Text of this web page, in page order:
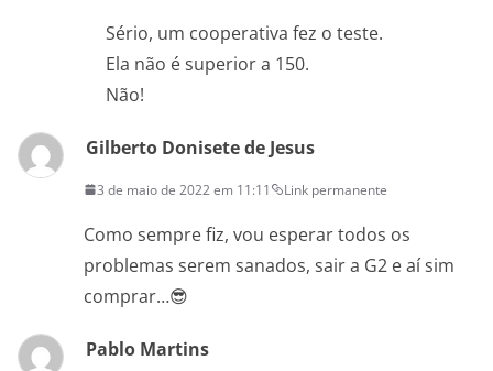
Sério, um cooperativa fez o teste.
Ela não é superior a 150.
Não!
Gilberto Donisete de Jesus
3 de maio de 2022 em 11:11 Link permanente
Como sempre fiz, vou esperar todos os
problemas serem sanados, sair a G2 e aí sim
comprar…😎
Pablo Martins